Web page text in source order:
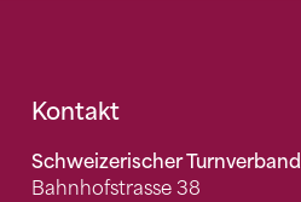
Fusszeile
Kontakt
Schweizerischer Turnverband
Bahnhofstrasse 38